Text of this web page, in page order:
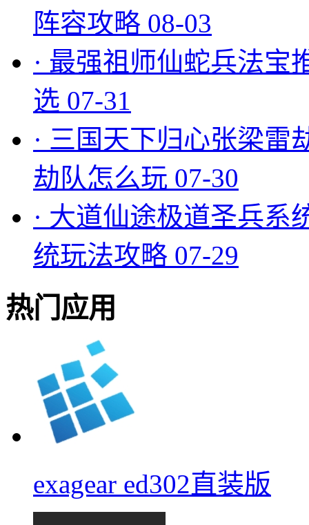
阵容攻略 08-03
· 最强祖师仙蛇兵法宝
选 07-31
· 三国天下归心张梁雷
劫队怎么玩 07-30
· 大道仙途极道圣兵系
统玩法攻略 07-29
热门应用
exagear ed302直装版